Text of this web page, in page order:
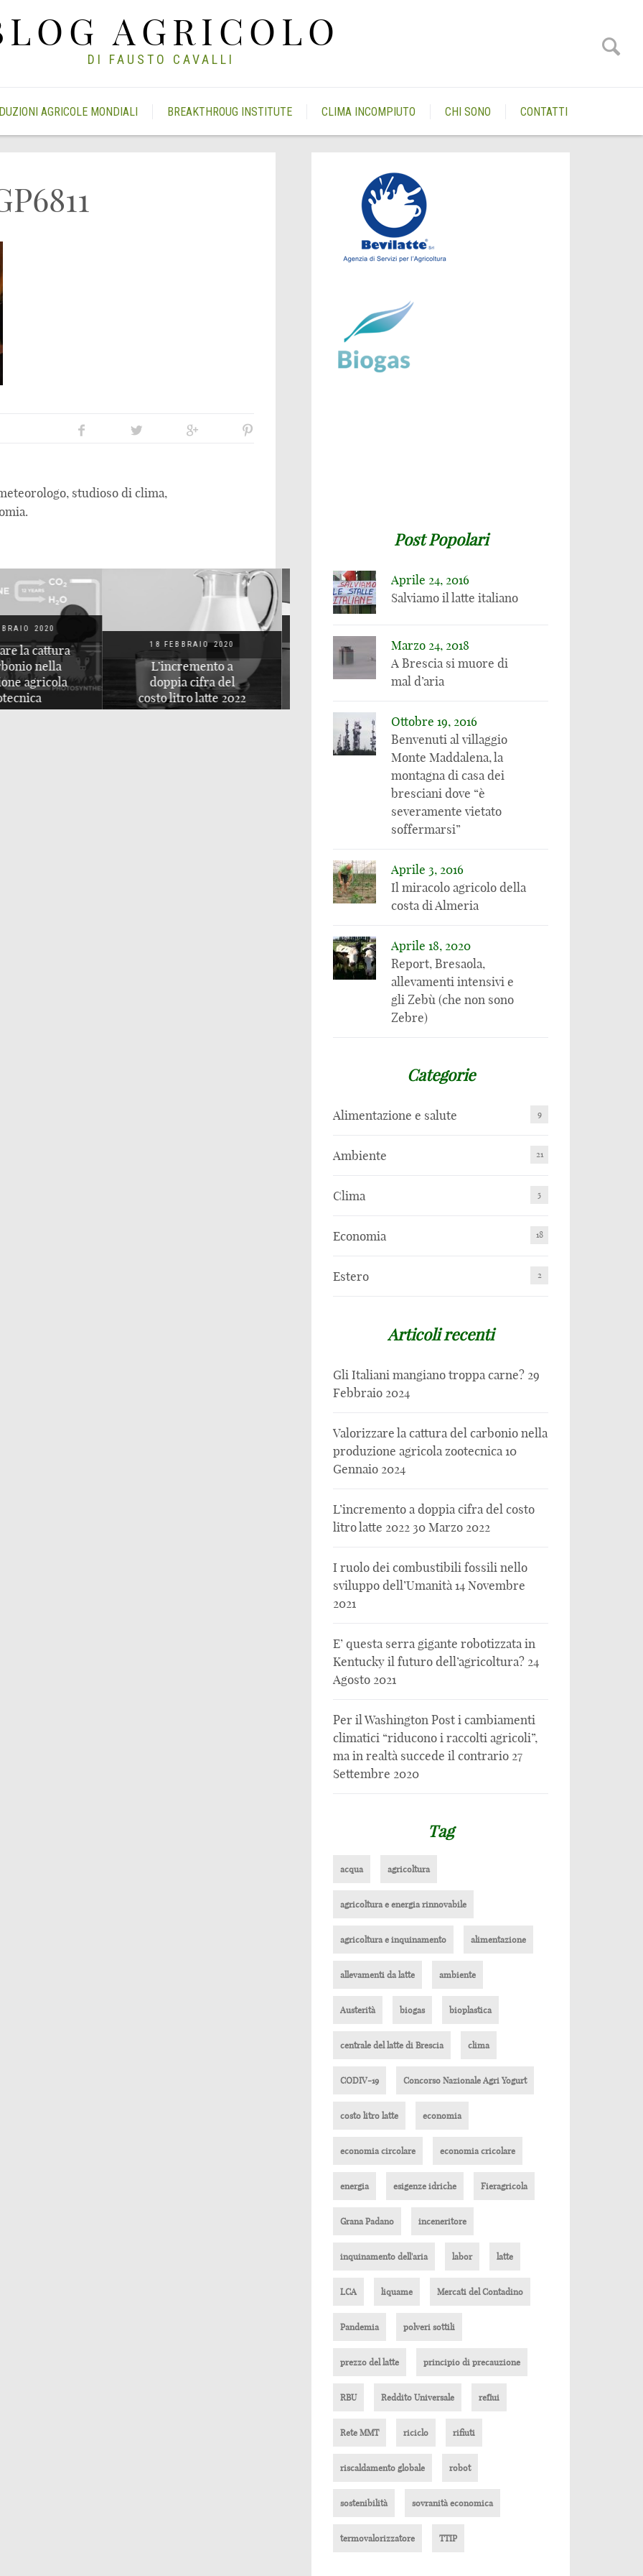
AGRICOLO
DI FAUSTO CAVALLI
AGRICOLE MONDIALI BREAKTHROUG INSTITUTE CLIMA INCOMPIUTO CHI SONO CONTATTI
studioso di clima,
2020
a
cifra del
latte 2022
I ruolo dei
combustibili fossili
nello sviluppo
dell’Umanità
E’ questa serra
gigante robotizzata
in Kentucky il futuro
18 FEBBRAIO 2020
raccolti agricoli”, ma
Post Popolari
Aprile 24, 2016
Salviamo il latte italiano
Marzo 24, 2018
A Brescia si muore di
mal d’aria
Ottobre 19, 2016
Benvenuti al villaggio
Monte Maddalena, la
montagna di casa dei
bresciani dove “è
severamente vietato
soffermarsi”
Aprile 3, 2016
Il miracolo agricolo della
costa di Almeria
Aprile 18, 2020
Report, Bresaola,
allevamenti intensivi e
gli Zebù (che non sono
Zebre)
Categorie
Alimentazione e salute 9
Ambiente 21
Clima 5
Economia 18
Estero 2
Articoli recenti
Gli Italiani mangiano troppa carne? 29
Febbraio 2024
Valorizzare la cattura del carbonio nella
produzione agricola zootecnica 10
Gennaio 2024
L’incremento a doppia cifra del costo
litro latte 2022 30 Marzo 2022
I ruolo dei combustibili fossili nello
sviluppo dell’Umanità 14 Novembre
2021
E’ questa serra gigante robotizzata in
Kentucky il futuro dell’agricoltura? 24
Agosto 2021
Per il Washington Post i cambiamenti
climatici “riducono i raccolti agricoli”,
ma in realtà succede il contrario 27
Settembre 2020
Tag
acqua agricoltura
agricoltura e energia rinnovabile
agricoltura e inquinamento alimentazione
allevamenti da latte ambiente
Austerità biogas bioplastica
centrale del latte di Brescia clima
CODIV-19 Concorso Nazionale Agri Yogurt
costo litro latte economia
economia circolare economia cricolare
energia esigenze idriche Fieragricola
Grana Padano inceneritore
inquinamento dell'aria labor latte
LCA liquame Mercati del Contadino
Pandemia polveri sottili
prezzo del latte principio di precauzione
RBU Reddito Universale reflui
Rete MMT riciclo rifiuti
riscaldamento globale robot
sostenibilità sovranità economica
termovalorizzatore TTIP